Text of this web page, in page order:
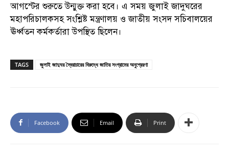
আগস্টের শুরুতে উন্মুক্ত করা হবে। এ সময় জুলাই জাদুঘরের
মহাপরিচালকসহ সংশ্লিষ্ট মন্ত্রণালয় ও জাতীয় সংসদ সচিবালয়ের
ঊর্ধ্বতন কর্মকর্তারা উপস্থিত ছিলেন।
TAGS জুলাই জাদুঘর স্বৈরাচারের বিরুদ্ধে জাতির সংগ্রামের অনুপ্রেরণা
Facebook Email Print